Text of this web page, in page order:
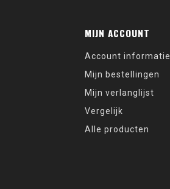
MIJN ACCOUNT
Account informatie
Mijn bestellingen
Mijn verlanglijst
Vergelijk
Alle producten